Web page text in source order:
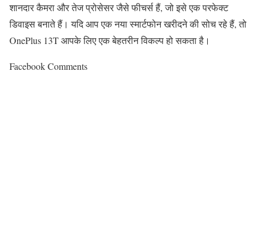
शानदार कैमरा और तेज प्रोसेसर जैसे फीचर्स हैं, जो इसे एक परफेक्ट
डिवाइस बनाते हैं। यदि आप एक नया स्मार्टफोन खरीदने की सोच रहे हैं, तो
OnePlus 13T आपके लिए एक बेहतरीन विकल्प हो सकता है।
Facebook Comments